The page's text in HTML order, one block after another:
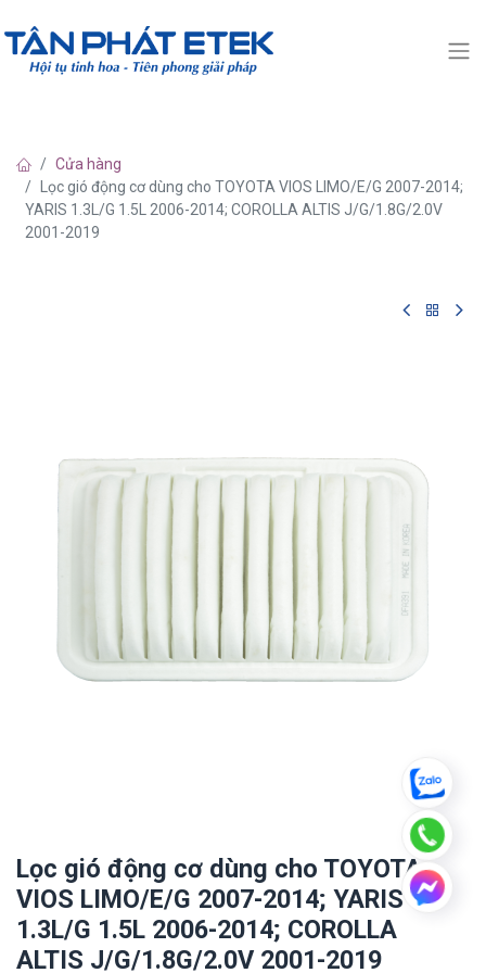
Cửa hàng
Lọc gió động cơ dùng cho TOYOTA VIOS LIMO/E/G 2007-2014;
YARIS 1.3L/G 1.5L 2006-2014; COROLLA ALTIS J/G/1.8G/2.0V
2001-2019
Lọc gió động cơ dùng cho TOYOTA
VIOS LIMO/E/G 2007-2014; YARIS
1.3L/G 1.5L 2006-2014; COROLLA
ALTIS J/G/1.8G/2.0V 2001-2019